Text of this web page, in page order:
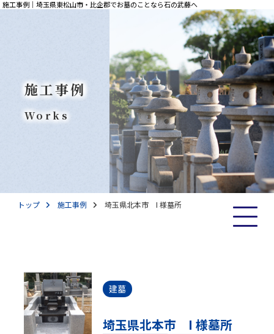
施工事例｜埼玉県東松山市・比企郡でお墓のことなら石の武藤へ
施工事例
Works
トップ 施工事例 埼玉県北本市 I 様墓所
建墓
埼玉県北本市 I 様墓所